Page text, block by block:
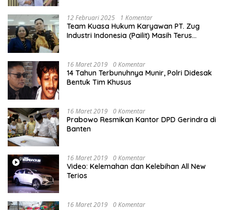
12 Februari 2025 1 Komentar
Team Kuasa Hukum Karyawan PT. Zug
Industri Indonesia (Pailit) Masih Terus
16 Maret 2019 0 Komentar
14 Tahun Terbunuhnya Munir, Polri Didesak
Bentuk Tim Khusus
16 Maret 2019 0 Komentar
Prabowo Resmikan Kantor DPD Gerindra di
Banten
16 Maret 2019 0 Komentar
Video: Kelemahan dan Kelebihan All New
Terios
16 Maret 2019 0 Komentar